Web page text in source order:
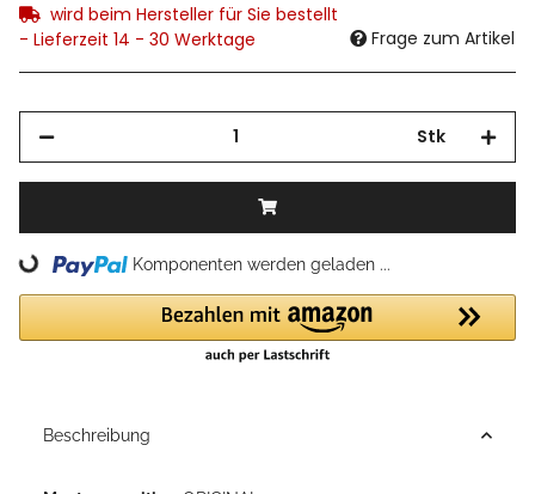
wird beim Hersteller für Sie bestellt
- Lieferzeit 14 - 30 Werktage
Frage zum Artikel
Stk
Loading... Komponenten werden geladen ...
Beschreibung